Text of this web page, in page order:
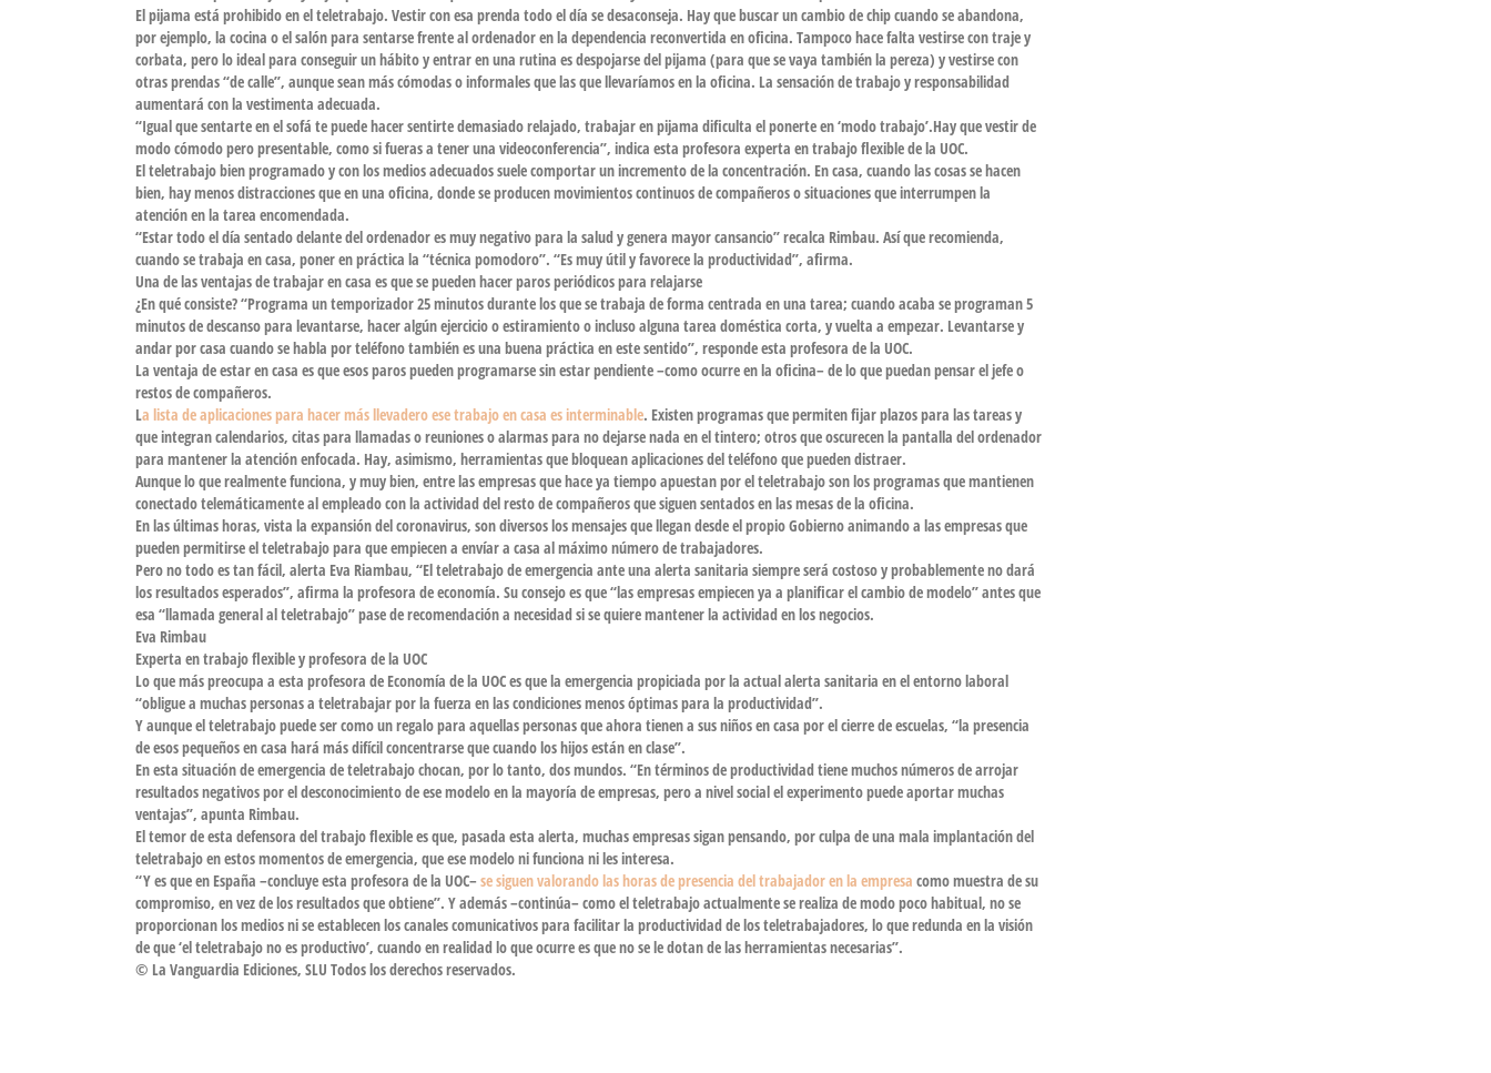
El pijama está prohibido en el teletrabajo. Vestir con esa prenda todo el día se desaconseja. Hay que buscar un cambio de chip cuando se abandona,
por ejemplo, la cocina o el salón para sentarse frente al ordenador en la dependencia reconvertida en oficina. Tampoco hace falta vestirse contraje y
corbata, pero lo ideal para conseguir un hábito y entrar en una rutina es despojarse del pijama (para que se vaya también la pereza) y vestirse con
otras prendas “de calle”, aunque sean más cómodas o informales que las que llevaríamos en la oficina. La sensación de trabajo y responsabilidad
aumentará con la vestimenta adecuada.
“Igual que sentarte en el sofá te puede hacer sentirte demasiado relajado, trabajar en pijama dificulta el ponerte en ‘modo trabajo’.Hay que vestir de
modo cómodoperopresentable, como si fueras a tener una videoconferencia”, indica esta profesora experta en trabajo flexible de la UOC.
El teletrabajo bien programado y con los medios adecuados suele comportar un incremento de la concentración. En casa, cuando las cosas se hacen
bien, haymenos distraccionesque en una oficina, donde se producen movimientos continuos de compañeros o situaciones que interrumpen la
atención en la tarea encomendada.
“Estar todo el día sentado delante del ordenador es muy negativo para la salud y genera mayor cansancio” recalca Rimbau. Así que recomienda,
cuando se trabaja en casa, poner en práctica la “técnica pomodoro”. “Es muy útil y favorece la productividad”, afirma.
Una de las ventajas de trabajar en casa es que se pueden hacer paros periódicos para relajarse
¿En qué consiste? “Programa untemporizador 25 minutosdurante los que se trabaja de forma centrada en una tarea; cuando acaba se programan5
minutos de descansopara levantarse, hacer algúnejercicio o estiramientoo incluso alguna tarea doméstica corta, y vuelta a empezar. Levantarse y
andar por casa cuando se habla por teléfono también es una buena práctica en este sentido”, responde esta profesora de la UOC.
La ventaja de estar en casa es que esos paros pueden programarse sin estar pendiente –como ocurre en la oficina– de lo que puedan pensar el jefe o
restos de compañeros.
La lista de aplicaciones para hacer más llevadero ese trabajo en casa es interminable. Existen programas que permiten fijar plazos para las tareas y
que integran calendarios, citas para llamadas o reuniones o alarmas para no dejarse nada en el tintero; otros que oscurecen la pantalla del ordenador
para mantener la atención enfocada. Hay, asimismo, herramientas que bloquean aplicaciones del teléfono que pueden distraer.
Aunque lo que realmente funciona, y muy bien, entre las empresas que hace ya tiempo apuestan por el teletrabajo son los programas que mantienen
conectado telemáticamente al empleado con la actividad del resto de compañeros que siguen sentados en las mesas de la oficina.
En las últimas horas, vista la expansión del coronavirus, son diversos los mensajes que llegan desde el propio Gobierno animando a las empresas que
pueden permitirse el teletrabajo para que empiecen a envíar a casa al máximo número de trabajadores.
Pero no todo es tan fácil, alerta Eva Riambau, “El teletrabajo de emergencia ante una alerta sanitaria siempre será costoso y probablemente no dará
los resultados esperados”, afirma la profesora de economía. Su consejo es que “las empresas empiecen ya a planificarel cambio de modelo” antes que
esa “llamada general al teletrabajo” pase de recomendación a necesidad si se quiere mantener la actividad en los negocios.
Eva Rimbau
Experta en trabajo flexible y profesora de la UOC
Lo que más preocupa a esta profesora de Economía de la UOC es que la emergencia propiciada por la actual alerta sanitaria en el entorno laboral
“obligue a muchas personas a teletrabajar por la fuerza en lascondiciones menos óptimas para la productividad”.
Y aunque el teletrabajo puede ser como un regalo para aquellas personas que ahora tienen a susniños en casa por el cierre de escuelas, “la presencia
de esos pequeños en casa hará más difícil concentrarseque cuando los hijos están en clase”.
En esta situación de emergencia de teletrabajo chocan, por lo tanto, dos mundos. “En términos de productividad tiene muchos números de arrojar
resultados negativos por el desconocimiento de ese modelo en la mayoría de empresas, pero a nivel social el experimento puede aportar muchas
ventajas”, apunta Rimbau.
El temor de esta defensora del trabajo flexible es que, pasada esta alerta, muchasempresassigan pensando, por culpa de una mala implantación del
teletrabajo en estos momentos de emergencia, que ese modelo ni funciona ni les interesa.
“Y es que en España –concluye esta profesora de la UOC–se siguenvalorando las horasdepresencia del trabajador en la empresa comomuestra de su
compromiso, en vez de los resultados que obtiene”. Y además –continúa– como el teletrabajo actualmente se realiza de modo poco habitual, no se
proporcionan los medios ni se establecen los canales comunicativos para facilitar la productividad de los teletrabajadores, lo que redunda en la visión
de que ‘el teletrabajo no es productivo’, cuando en realidad lo que ocurre es que no se le dotan de lasherramientasnecesarias”.
© La Vanguardia Ediciones, SLU Todos los derechos reservados.